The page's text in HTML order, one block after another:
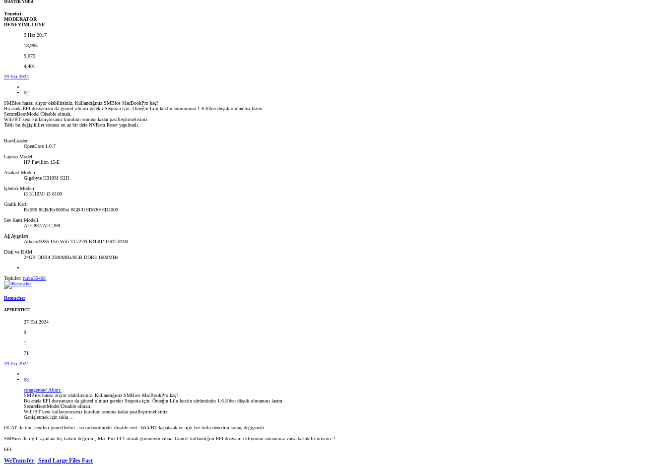
MASTER YODA
Yönetici
MODERATOR
DENEYİMLİ ÜYE
9 Haz 2017
18,985
9,675
4,401
29 Eki 2024
#2
SMBios hatası alıyor olabilirsiniz. Kullandığınız SMBios MacBookPro kaç?
Bu arada EFI dosyanızın da güncel olması gerekir Sequoia için. Örneğin Lilu.kextin sürümünün 1.6.8'den düşük olmaması lazım.
SecureBootModel/Disable olmalı.
Wifi/BT kext kullanıyorsanız kurulum sonuna kadar pasifleştirmelisiniz.
Tabii bu değişikliler sonrası en az bir defa NVRam Reset yapılmalı.
BootLoader
OpenCore 1.0.7
Laptop Modeli
HP Pavilion 15-E
Anakart Modeli
Gigabyte H310M S2H
İşlemci Modeli
i3 3110M/ i3 8100
Grafik Kartı
Rx590 8GB/Rx6600xt 8GB/UHD630/HD4000
Ses Kartı Modeli
ALC887/ALC269
Ağ Aygıtları
Atheros9285 Usb Wifi TL722N RTL8111/RTL8100
Disk ve RAM
24GB DDR4 2300MHz/8GB DDR3 1600MHz
Tepkiler: turko35408
Retoucher
APPRENTICE
27 Eki 2024
9
1
71
29 Eki 2024
#3
strangerone' Alıntı:
SMBios hatası alıyor olabilirsiniz. Kullandığınız SMBios MacBookPro kaç?
Bu arada EFI dosyanızın da güncel olması gerekir Sequoia için. Örneğin Lilu.kextin sürümünün 1.6.8'den düşük olmaması lazım.
SecureBootModel/Disable olmalı.
Wifi/BT kext kullanıyorsanız kurulum sonuna kadar pasifleştirmelisiniz.
Genişletmek için tıkla ...
OCAT ile tüm kextleri güncelledim , securebootmodel disable evet. Wifi/BT kapatarak ve açık her türlü denedim sonuç değişmedi.
SMBios ile ilgili ayarlara hiç hakim değilim , Mac Pro 14.1 olarak görünüyor cihaz. Güncel kullandığım EFI dosyamı ekliyorum zamanınız varsa bakabilir misiniz ?
EFI
WeTransfer | Send Large Files Fast